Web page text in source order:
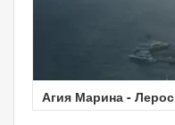
Агия Марина - Лерос